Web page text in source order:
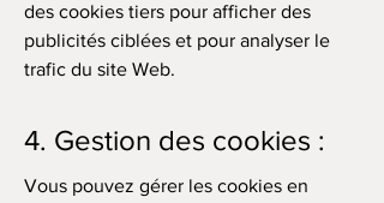
des cookies tiers pour afficher des
publicités ciblées et pour analyser le
trafic du site Web.
4. Gestion des cookies :
Vous pouvez gérer les cookies en